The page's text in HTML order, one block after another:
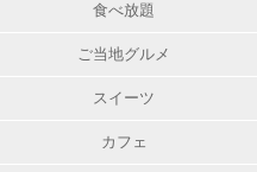
食べ放題
ご当地グルメ
スイーツ
カフェ